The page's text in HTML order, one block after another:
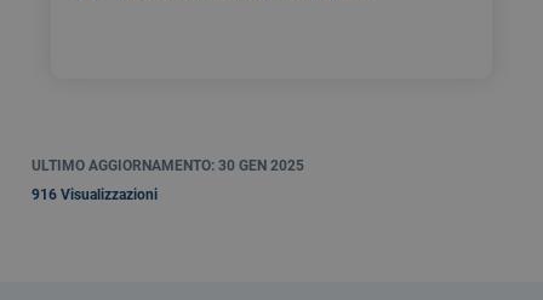
ULTIMO AGGIORNAMENTO: 30 GEN 2025
916 Visualizzazioni